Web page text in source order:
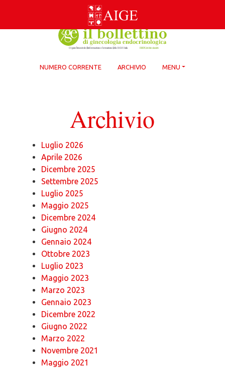
NUMERO CORRENTE ARCHIVIO MENU
Archivio
Luglio 2026
Aprile 2026
Dicembre 2025
Settembre 2025
Luglio 2025
Maggio 2025
Dicembre 2024
Giugno 2024
Gennaio 2024
Ottobre 2023
Luglio 2023
Maggio 2023
Marzo 2023
Gennaio 2023
Dicembre 2022
Giugno 2022
Marzo 2022
Novembre 2021
Maggio 2021